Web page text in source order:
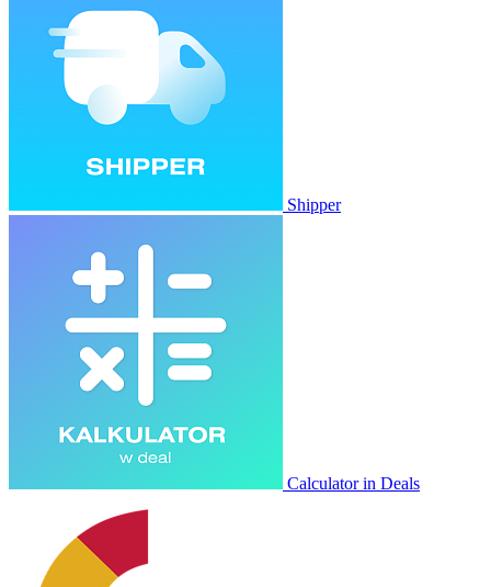
Shipper
Calculator in Deals